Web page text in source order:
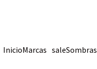
InicioMarcas saleSombras